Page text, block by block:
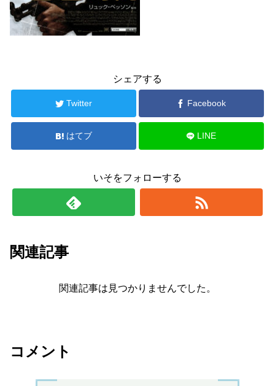
シェアする
Twitter Facebook
はてブ LINE
いそをフォローする
関連記事
関連記事は見つかりませんでした。
コメント